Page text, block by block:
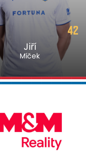
42
Jiří
Míček